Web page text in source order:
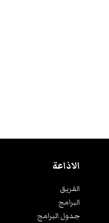
الاذاعة
الفريق
البرامج
جدول البرامج